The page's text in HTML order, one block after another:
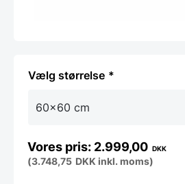
størrelse
2.999,00 DKK
(3.748,75 DKK inkl. moms)